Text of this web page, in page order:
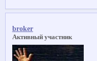
broker
Активный участник